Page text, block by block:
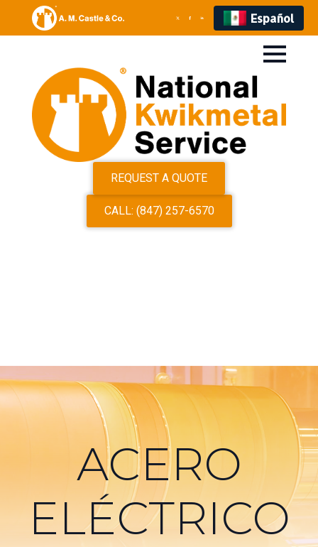
Español
CALL: (847) 257-6570
REQUEST A QUOTE
ACERO
ELÉCTRICO